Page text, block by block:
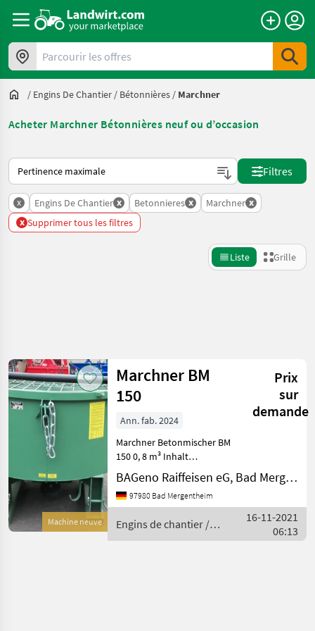
Parcourir les offres
/ Engins De Chantier / Bétonnières / Marchner
Acheter Marchner Bétonnières neuf ou d’occasion
Voici comment les annonces sont triées sur Landwirt.com
Filtres
x Engins De Chantier x Betonnieres x Marchner x
x Supprimer tous les filtres
Liste Grille
Catégorie 4 Pays Filtres
CHEMIN
ACTUEL
matériel de
construction
Engins De
Betonnieres
Réinitialiser
Afficher
résultats
Machine neuve
Marchner BM
150
Prix
sur
demande
Ann. fab. 2024
Marchner Betonmischer BM
150 0, 8 m³ Inhalt
Gelenkwelle Mit dem
Marchner
Schlepperbetonmischer
und Estrich in bester
Mischqualität, schnell u
BAGeno Raiffeisen eG, Bad Mergentheim
97980 Bad Mergentheim
Engins de chantier /
Marchner
16-11-2021
06:13